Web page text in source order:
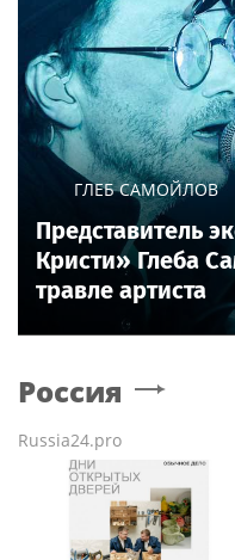
ГЛЕБ САМОЙЛОВ
Представитель
Кристи» Глеба
травле артиста
Россия
Russia24.pro